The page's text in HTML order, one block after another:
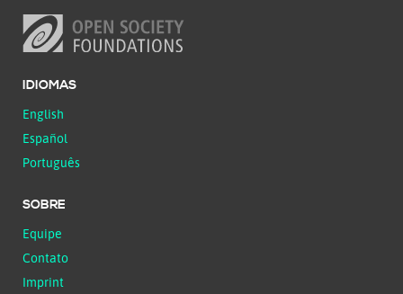
IDIOMAS
English
Español
Português
SOBRE
Equipe
Contato
Imprint